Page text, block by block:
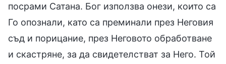
посрами Сатана. Бог използва онези, които са
Го опознали, като са преминали през Неговия
съд и порицание, през Неговото обработване
и скастряне, за да свидетелстват за Него. Той